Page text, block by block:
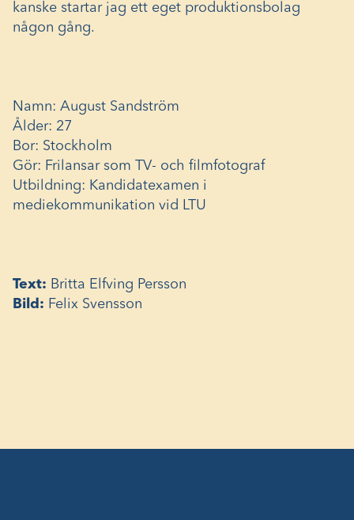
kanske startar jag ett eget produktionsbolag
någon gång.
Namn: August Sandström
Ålder: 27
Bor: Stockholm
Gör: Frilansar som TV- och filmfotograf
Utbildning: Kandidatexamen i
mediekommunikation vid LTU
Text: Britta Elfving Persson
Bild: Felix Svensson